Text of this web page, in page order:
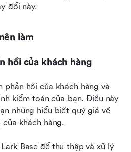
đổi này.
làm
hồi của khách hàng
phản hồi của khách hàng và
kiểm toán của bạn. Điều này
những hiểu biết quý giá về
khách hàng.
Base để thu thập và xử lý